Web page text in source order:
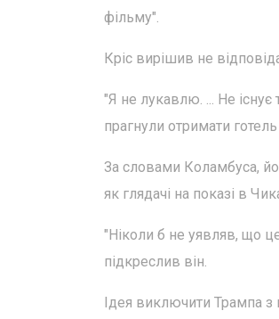
фільму".
Кріс вирішив не
"Я не лукавлю. ... Не
прагнули отримати
За словами Коламбуса,
як глядачі на показі в
"Ніколи б не уявляв, що
підкреслив він.
Ідея виключити Трампа з